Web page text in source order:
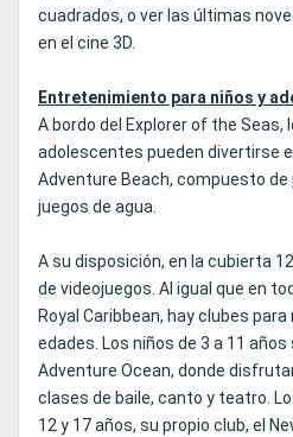
cuadrados, o ver las últimas
en el cine 3D.
Entretenimiento para niños y
A bordo del Explorer of the Seas,
adolescentes pueden divertirse
Adventure Beach, compuesto
juegos de agua.
A su disposición, en la cubierta
de videojuegos. Al igual que en
Royal Caribbean, hay clubes
edades. Los niños de 3 a 11 años
Adventure Ocean, donde
clases de baile, canto y teatro.
12 y 17 años, su propio club, el